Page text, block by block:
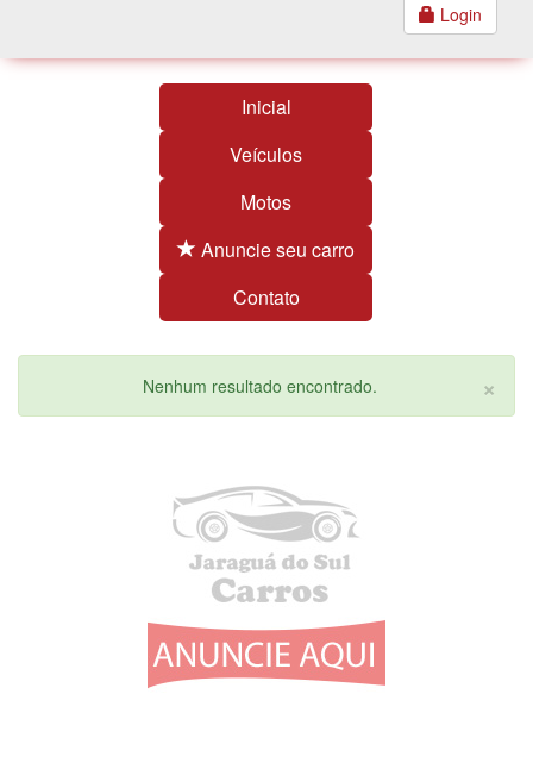
Login
Inicial
Veículos
Motos
Anuncie seu carro
Contato
×
Nenhum resultado encontrado.